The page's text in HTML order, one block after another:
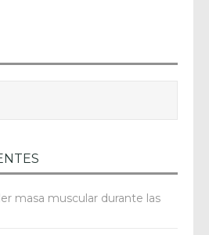
masa muscular durante las